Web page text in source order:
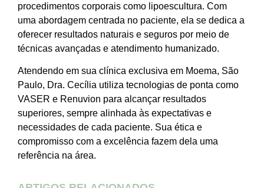
procedimentos corporais como lipoescultura. Com
uma abordagem centrada no paciente, ela se dedica a
oferecer resultados naturais e seguros por meio de
técnicas avançadas e atendimento humanizado.
Atendendo em sua clínica exclusiva em Moema, São
Paulo, Dra. Cecília utiliza tecnologias de ponta como
VASER e Renuvion para alcançar resultados
superiores, sempre alinhada às expectativas e
necessidades de cada paciente. Sua ética e
compromisso com a excelência fazem dela uma
referência na área.